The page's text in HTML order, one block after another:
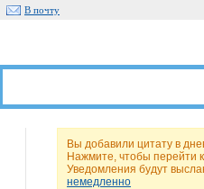
В почту
Вы добавили цитату в
Нажмите, чтобы перейти
Уведомления будут
немедленно